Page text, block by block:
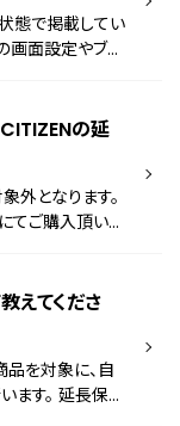
態で掲載してい
画面設定やブラ
とがございま
の延
外となります。
ご購入頂いた
えてくださ
を対象に、自
長保証